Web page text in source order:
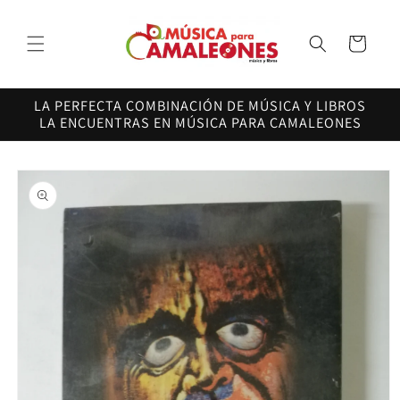
al contenido
Carrito
LA PERFECTA COMBINACIÓN DE MÚSICA Y LIBROS
LA ENCUENTRAS EN MÚSICA PARA CAMALEONES
directamente
a la
información
del producto